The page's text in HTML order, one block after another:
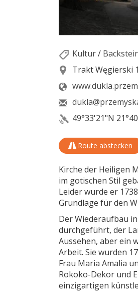
Kultur/
Trakt Węgierski
49°33'21"N
Route abstecken
Kirche der Heiligen
im gotischen Stil
Leider wurde er
Grundlage für den
Der Wiederaufbau
durchgeführt, der
Aussehen, aber ein
Arbeit. Sie wurden
Frau Maria Amalia
Rokoko-Dekor und
einzigartigen